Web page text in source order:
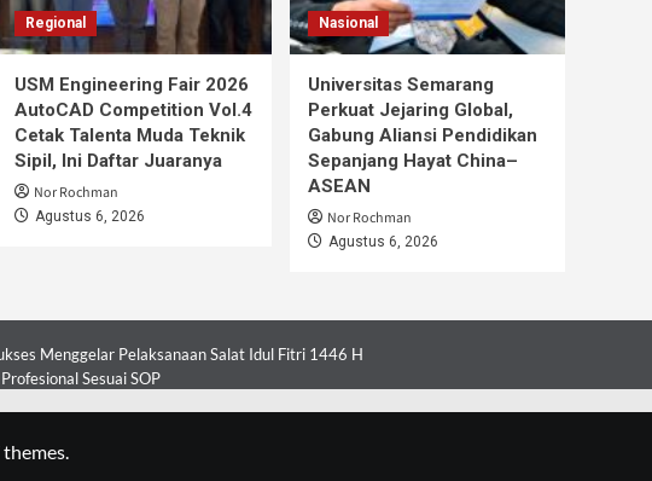
Regional
USM Engineering Fair 2026
AutoCAD Competition Vol.4
Cetak Talenta Muda Teknik
Sipil, Ini Daftar Juaranya
Nor Rochman
Agustus 6, 2026
Nasional
Universitas Semarang
Perkuat Jejaring Global,
Gabung Aliansi Pendidikan
Sepanjang Hayat China–
ASEAN
Nor Rochman
Agustus 6, 2026
Menggelar Pelaksanaan Salat Idul Fitri 1446 H
Sesuai SOP